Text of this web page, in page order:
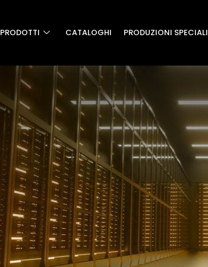
PRODOTTI CATALOGHI PRODUZIONI SPECIALI